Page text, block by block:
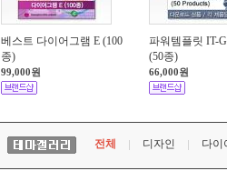
베스트 다이어그램 E (100
종)
99,000원
파워템플릿 IT-
(50종)
66,000원
전체 디자인 다이